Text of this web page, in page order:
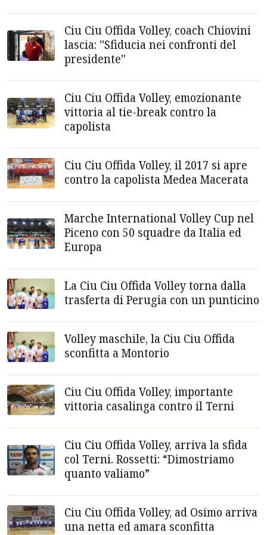
Ciu Ciu Offida Volley, coach Chiovini
lascia: ''Sfiducia nei confronti del
presidente''
Ciu Ciu Offida Volley, emozionante
vittoria al tie-break contro la
capolista
Ciu Ciu Offida Volley, il 2017 si apre
contro la capolista Medea Macerata
Marche International Volley Cup nel
Piceno con 50 squadre da Italia ed
Europa
La Ciu Ciu Offida Volley torna dalla
trasferta di Perugia con un punticino
Volley maschile, la Ciu Ciu Offida
sconfitta a Montorio
Ciu Ciu Offida Volley, importante
vittoria casalinga contro il Terni
Ciu Ciu Offida Volley, arriva la sfida
col Terni. Rossetti: “Dimostriamo
quanto valiamo”
Ciu Ciu Offida Volley, ad Osimo arriva
una netta ed amara sconfitta